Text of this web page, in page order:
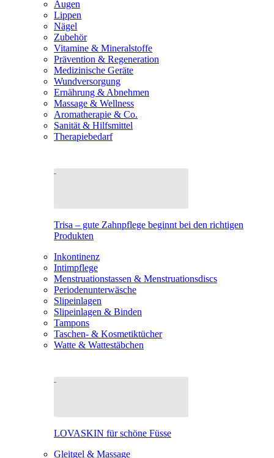
Augen
Lippen
Nägel
Zubehör
Vitamine & Mineralstoffe
Prävention & Regeneration
Medizinische Geräte
Wundversorgung
Ernährung & Abnehmen
Massage & Wellness
Aromatherapie & Co.
Sanität & Hilfsmittel
Therapiebedarf
Trisa – gute Zahnpflege beginnt bei den richtigen
Produkten
Inkontinenz
Intimpflege
Menstruationstassen & Menstruationsdiscs
Periodenunterwäsche
Slipeinlagen
Slipeinlagen & Binden
Tampons
Taschen- & Kosmetiktücher
Watte & Wattestäbchen
LOVASKIN für schöne Füsse
Gleitgel & Massage